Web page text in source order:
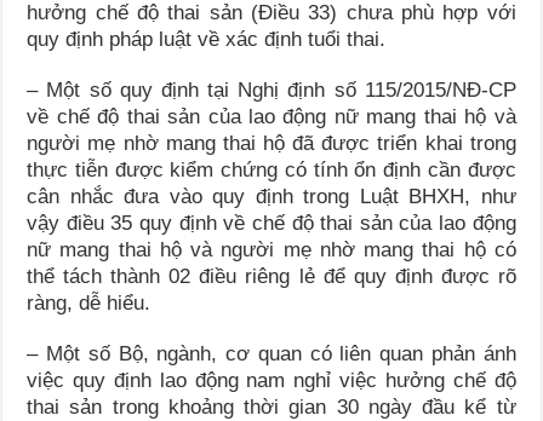
hưởng chế độ thai sản (Điều 33) chưa phù hợp với
quy định pháp luật về xác định tuổi thai.
– Một số quy định tại Nghị định số 115/2015/NĐ-CP
về chế độ thai sản của lao động nữ mang thai hộ và
người mẹ nhờ mang thai hộ đã được triển khai trong
thực tiễn được kiểm chứng có tính ổn định cần được
cân nhắc đưa vào quy định trong Luật BHXH, như
vậy điều 35 quy định về chế độ thai sản của lao động
nữ mang thai hộ và người mẹ nhờ mang thai hộ có
thể tách thành 02 điều riêng lẻ để quy định được rõ
ràng, dễ hiểu.
– Một số Bộ, ngành, cơ quan có liên quan phản ánh
việc quy định lao động nam nghỉ việc hưởng chế độ
thai sản trong khoảng thời gian 30 ngày đầu kể từ